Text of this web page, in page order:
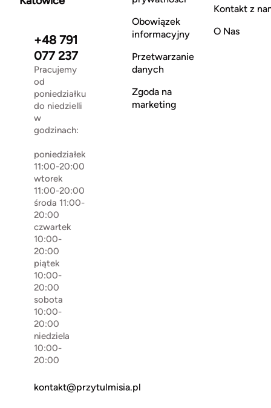
+48 791
077 237
Pracujemy
od
poniedziałku
do niedzielli
w
godzinach:
poniedziałek
11:00-20:00
wtorek
11:00-20:00
środa 11:00-
20:00
czwartek
10:00-
20:00
piątek
10:00-
20:00
sobota
10:00-
20:00
niedziela
10:00-
20:00
kontakt@przytulmisia.pl
Obowiązek
informacyjny
Przetwarzanie
danych
Zgoda na
marketing
Kontakt z
O Nas